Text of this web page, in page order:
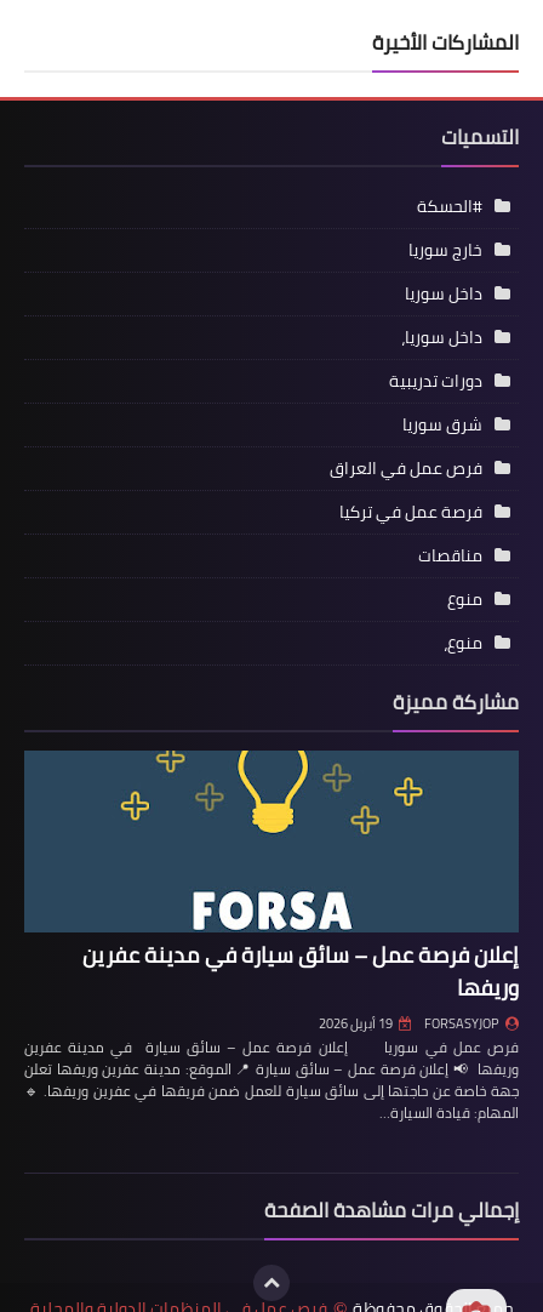
المشاركات الأخيرة
التسميات
#الحسكة
خارج سوريا
داخل سوريا
داخل سوريا،
دورات تدريبية
شرق سوريا
فرص عمل في العراق
فرصة عمل في تركيا
مناقصات
منوع
منوع،
مشاركة مميزة
إعلان فرصة عمل – سائق سيارة في مدينة عفرين
وريفها
FORSASYJOP 19 أبريل 2026
فرص عمل في سوريا إعلان فرصة عمل – سائق سيارة في مدينة عفرين
وريفها 📢 إعلان فرصة عمل – سائق سيارة 📍 الموقع: مدينة عفرين وريفها تعلن
جهة خاصة عن حاجتها إلى سائق سيارة للعمل ضمن فريقها في عفرين وريفها. 🔹
المهام: قيادة السيارة…
إجمالي مرات مشاهدة الصفحة